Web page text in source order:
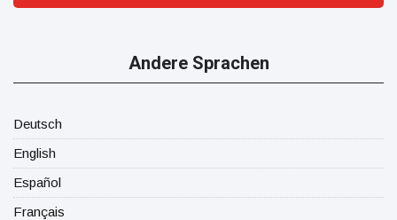
Andere Sprachen
Deutsch
English
Español
Français